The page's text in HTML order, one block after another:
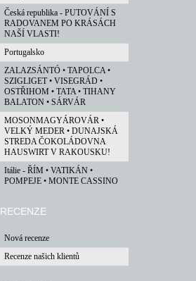
Česká republika - PUTOVÁNÍ S
RADOVANEM PO KRÁSÁCH
NAŠÍ VLASTI!
Portugalsko
ZALAZSÁNTÓ • TAPOLCA •
SZIGLIGET • VISEGRÁD •
OSTŘIHOM • TATA • TIHANY
BALATON • SÁRVÁR
MOSONMAGYÁROVÁR •
VELKÝ MEDER • DUNAJSKÁ
STREDA ČOKOLÁDOVNA
HAUSWIRT V RAKOUSKU!
Itálie - ŘÍM • VATIKÁN •
POMPEJE • MONTE CASSINO
RECENZE
Nová recenze
Recenze našich klientů